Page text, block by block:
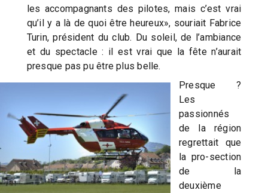
les accompagnants des pilotes, mais c’est vrai
qu’il y a là de quoi être heureux», souriait Fabrice
Turin, président du club. Du soleil, de l’ambiance
et du spectacle : il est vrai que la fête n’aurait
presque pas pu être plus belle.
Presque ?
Les
passionnés
de la région
regrettait que
la pro-section
de la
deuxième